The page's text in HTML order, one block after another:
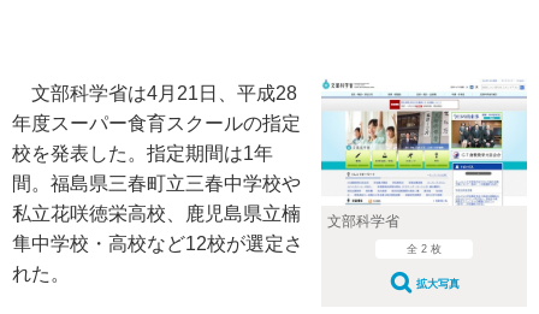
文部科学省
全 2 枚
拡大写真
文部科学省は4月21日、平成28
年度スーパー食育スクールの指定
校を発表した。指定期間は1年
間。福島県三春町立三春中学校や
私立花咲徳栄高校、鹿児島県立楠
隼中学校・高校など12校が選定さ
れた。